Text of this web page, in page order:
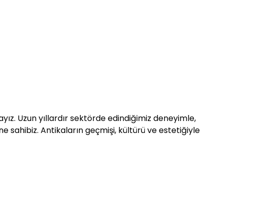
Uzun yıllardır sektörde edindiğimiz deneyimle,
sahibiz. Antikaların geçmişi, kültürü ve estetiğiyle